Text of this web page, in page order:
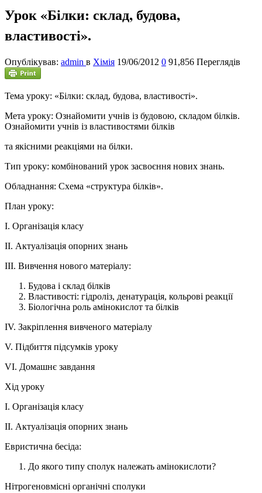
Урок «Білки: склад, будова,
властивості».
Опублікував: admin в Хімія 19/06/2012 0 91,856 Переглядів
Тема уроку: «Білки: склад, будова, властивості».
Мета уроку: Ознайомити учнів із будовою, складом білків.
Ознайомити учнів із властивостями білків
та якісними реакціями на білки.
Тип уроку: комбінований урок засвоєння нових знань.
Обладнання: Схема «структура білків».
План уроку:
І. Організація класу
ІІ. Актуалізація опорних знань
ІІІ. Вивчення нового матеріалу:
Будова і склад білків
Властивості: гідроліз, денатурація, кольрові реакції
Біологічна роль амінокислот та білків
ІV. Закріплення вивченого матеріалу
V. Підбиття підсумків уроку
VI. Домашнє завдання
Хід уроку
І. Організація класу
ІІ. Актуалізація опорних знань
Евристична бесіда:
До якого типу сполук належать амінокислоти?
Нітрогеновмісні органічні сполуки